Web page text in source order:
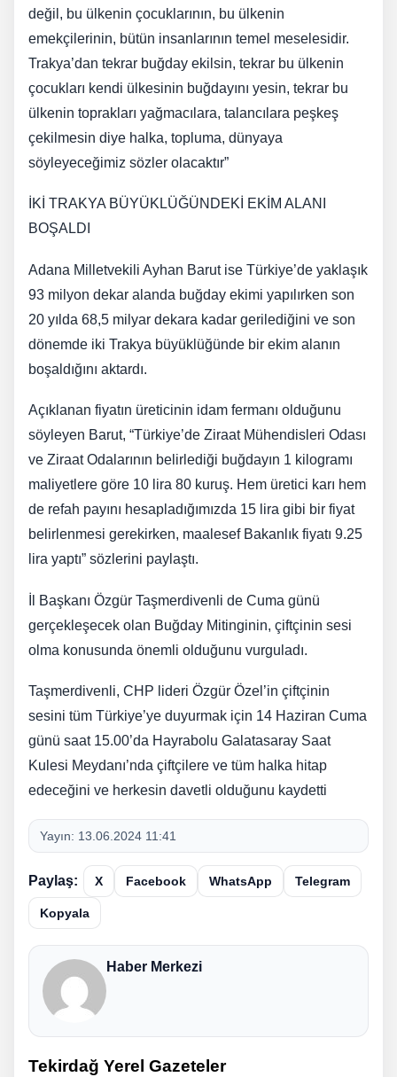
değil, bu ülkenin çocuklarının, bu ülkenin
emekçilerinin, bütün insanlarının temel meselesidir.
Trakya’dan tekrar buğday ekilsin, tekrar bu ülkenin
çocukları kendi ülkesinin buğdayını yesin, tekrar bu
ülkenin toprakları yağmacılara, talancılara peşkeş
çekilmesin diye halka, topluma, dünyaya
söyleyeceğimiz sözler olacaktır”
İKİ TRAKYA BÜYÜKLÜĞÜNDEKİ EKİM ALANI
BOŞALDI
Adana Milletvekili Ayhan Barut ise Türkiye’de yaklaşık
93 milyon dekar alanda buğday ekimi yapılırken son
20 yılda 68,5 milyar dekara kadar gerilediğini ve son
dönemde iki Trakya büyüklüğünde bir ekim alanın
boşaldığını aktardı.
Açıklanan fiyatın üreticinin idam fermanı olduğunu
söyleyen Barut, “Türkiye’de Ziraat Mühendisleri Odası
ve Ziraat Odalarının belirlediği buğdayın 1 kilogramı
maliyetlere göre 10 lira 80 kuruş. Hem üretici karı hem
de refah payını hesapladığımızda 15 lira gibi bir fiyat
belirlenmesi gerekirken, maalesef Bakanlık fiyatı 9.25
lira yaptı” sözlerini paylaştı.
İl Başkanı Özgür Taşmerdivenli de Cuma günü
gerçekleşecek olan Buğday Mitinginin, çiftçinin sesi
olma konusunda önemli olduğunu vurguladı.
Taşmerdivenli, CHP lideri Özgür Özel’in çiftçinin
sesini tüm Türkiye’ye duyurmak için 14 Haziran Cuma
günü saat 15.00’da Hayrabolu Galatasaray Saat
Kulesi Meydanı’nda çiftçilere ve tüm halka hitap
edeceğini ve herkesin davetli olduğunu kaydetti
Yayın: 13.06.2024 11:41
Paylaş: X Facebook WhatsApp Telegram
Kopyala
Haber Merkezi
Tekirdağ Yerel Gazeteler